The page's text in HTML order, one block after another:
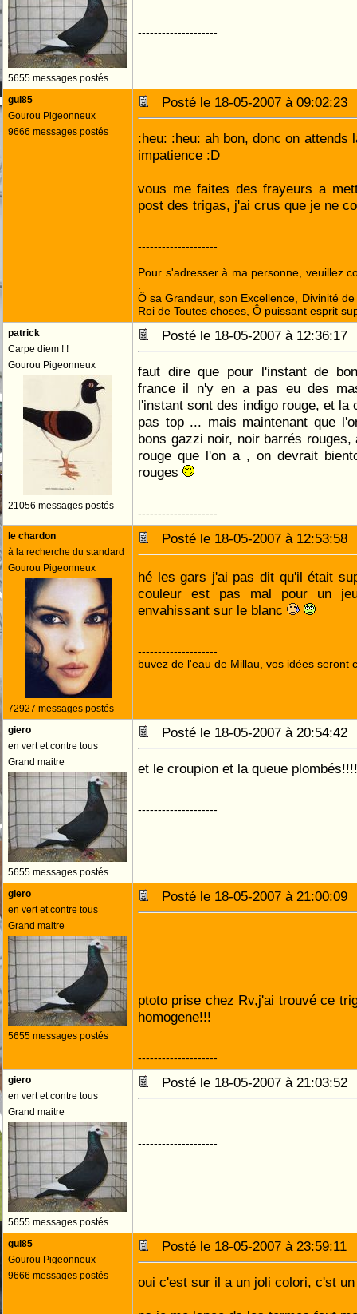
5655 messages postés
--------------------
gui85
Gourou Pigeonneux
9666 messages postés
Posté le 18-05-2007 à
:heu: :heu: ah bon, donc on attends
impatience :D
vous me faites des frayeurs a
post des trigas, j'ai crus que je ne
--------------------
Pour s'adresser à ma personne, veuillez
:
Ô sa Grandeur, son Excellence, Divinité
Roi de Toutes choses, Ô puissant esprit
patrick
Carpe diem ! !
Gourou Pigeonneux
21056 messages postés
Posté le 18-05-2007 à
faut dire que pour l'instant de
france il n'y en a pas eu des
l'instant sont des indigo rouge, et la
pas top ... mais maintenant que
bons gazzi noir, noir barrés
rouge que l'on a , on devrait
rouges
--------------------
le chardon
à la recherche du standard
Gourou Pigeonneux
72927 messages postés
Posté le 18-05-2007 à
hé les gars j'ai pas dit qu'il était
couleur est pas mal pour un
envahissant sur le blanc
--------------------
buvez de l'eau de Millau, vos idées seront
giero
en vert et contre tous
Grand maitre
5655 messages postés
Posté le 18-05-2007 à
et le croupion et la queue
--------------------
giero
en vert et contre tous
Grand maitre
5655 messages postés
Posté le 18-05-2007 à
ptoto prise chez Rv,j'ai trouvé ce
homogene!!!
--------------------
giero
en vert et contre tous
Grand maitre
5655 messages postés
Posté le 18-05-2007 à
--------------------
gui85
Gourou Pigeonneux
9666 messages postés
Posté le 18-05-2007 à
oui c'est sur il a un joli colori, c'st